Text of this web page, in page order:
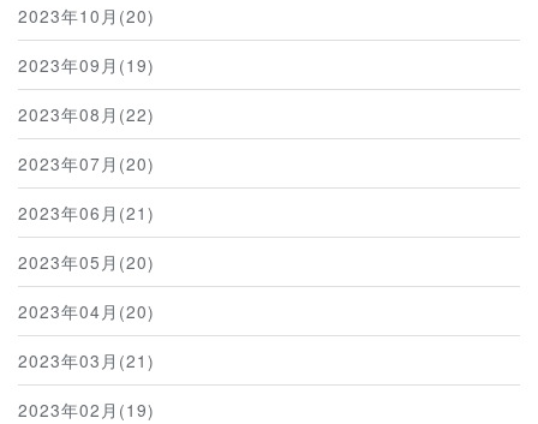
2023年10月(20)
2023年09月(19)
2023年08月(22)
2023年07月(20)
2023年06月(21)
2023年05月(20)
2023年04月(20)
2023年03月(21)
2023年02月(19)